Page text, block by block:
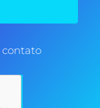
contato